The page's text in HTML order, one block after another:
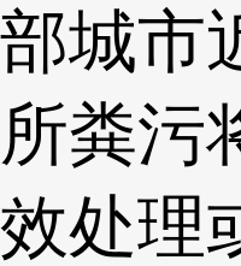
部城市
所粪污
效处理